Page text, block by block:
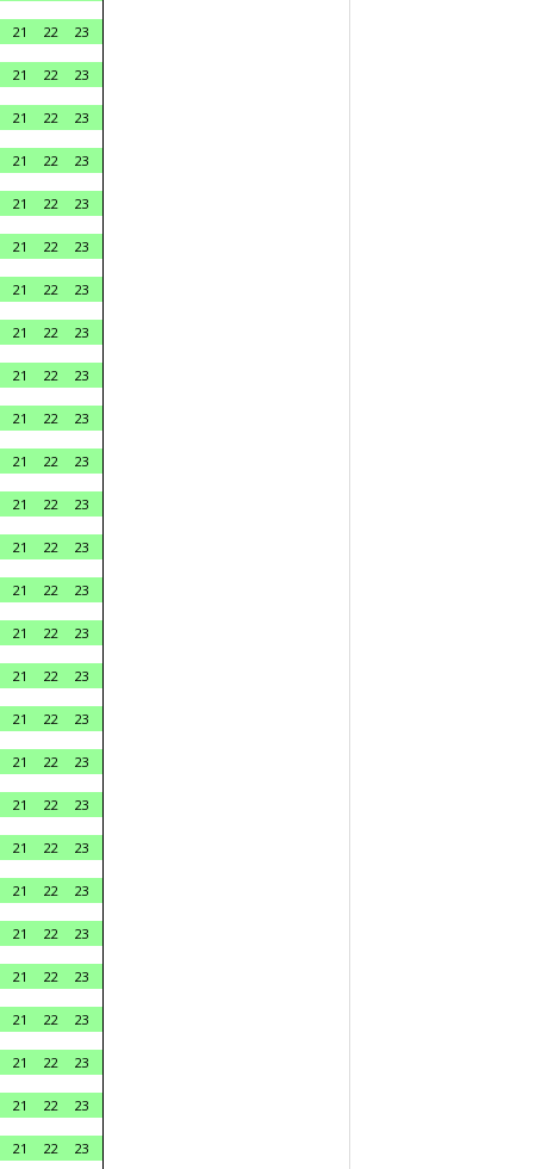
21 22
23
21 22
23
21 22
23
21 22
23
21 22
23
21 22
23
21 22
23
21 22
23
21 22
23
21 22
23
21 22
23
21 22
23
21 22
23
21 22
23
21 22
23
21 22
23
21 22
23
21 22
23
21 22
23
21 22
23
21 22
23
21 22
23
21 22
23
21 22
23
21 22
23
21 22
23
21 22
23